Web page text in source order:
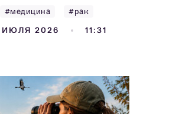
#медицина #рак
ИЮЛЯ 2026 11:31